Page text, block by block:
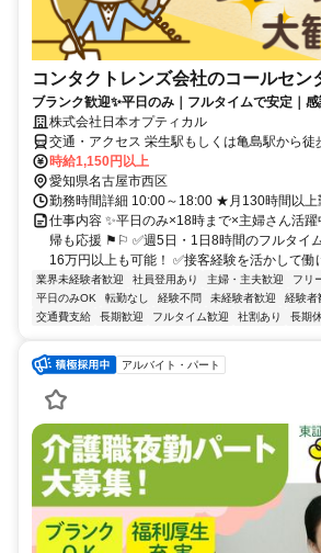
コンタクトレンズ会社のコールセン
ブランク歓迎✨平日のみ｜フルタイムで安定｜
株式会社日本オプティカル
交通・アクセス 栄生駅もしくは亀島駅から徒
時給1,150円以上
愛知県名古屋市西区
勤務時間詳細 10:00～18:00 ★月130時間以上
仕事内容 ✨平日のみ×18時まで×主婦さん活躍
帰も応援 ⚑⚐ ✅週5日・1日8時間のフルタイ
16万円以上も可能！ ✅接客経験を活かして働
業界未経験者歓迎 社員登用あり 主婦・主夫歓迎 フリ
平日のみOK
転勤なし 経験不問 未経験者歓迎 経験者
交通費支給
長期歓迎 フルタイム歓迎 社割あり 長期
アルバイト・パート